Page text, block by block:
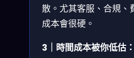
散。尤其客服、合規、
成本會很硬。
3｜時間成本被你低估：